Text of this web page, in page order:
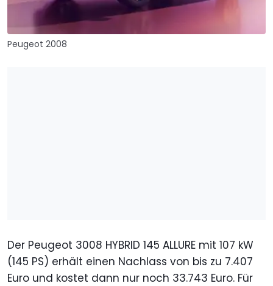
Peugeot 2008
Der Peugeot 3008 HYBRID 145 ALLURE mit 107 kW
(145 PS) erhält einen Nachlass von bis zu 7.407
Euro und kostet dann nur noch 33.743 Euro. Für